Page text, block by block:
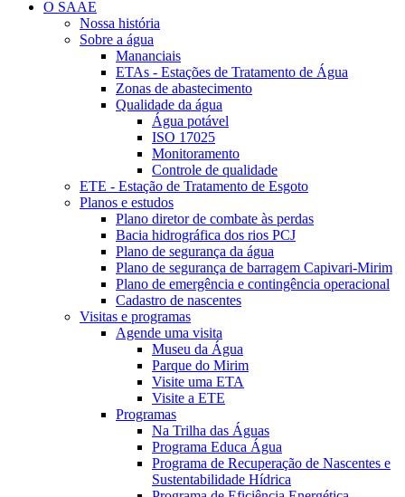
O SAAE
Nossa história
Sobre a água
Mananciais
ETAs - Estações de Tratamento de Água
Zonas de abastecimento
Qualidade da água
Água potável
ISO 17025
Monitoramento
Controle de qualidade
ETE - Estação de Tratamento de Esgoto
Planos e estudos
Plano diretor de combate às perdas
Bacia hidrográfica dos rios PCJ
Plano de segurança da água
Plano de segurança de barragem Capivari-Mirim
Plano de emergência e contingência operacional
Cadastro de nascentes
Visitas e programas
Agende uma visita
Museu da Água
Parque do Mirim
Visite uma ETA
Visite a ETE
Programas
Na Trilha das Águas
Programa Educa Água
Programa de Recuperação de Nascentes e
Sustentabilidade Hídrica